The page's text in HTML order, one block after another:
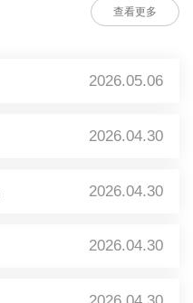
查看更多
2026.05.06
2026.04.30
2026.04.30
2026.04.30